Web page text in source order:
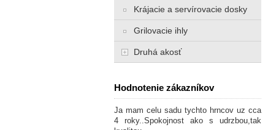
Krájacie a servírovacie dosky
Grilovacie ihly
Druhá akosť
Hodnotenie zákazníkov
Ja mam celu sadu tychto hrncov uz cca
4 roky..Spokojnost ako s udrzbou,tak